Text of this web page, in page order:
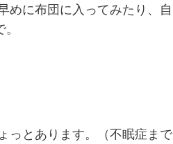
めに布団に入ってみたり、自
っとあります。（不眠症まで